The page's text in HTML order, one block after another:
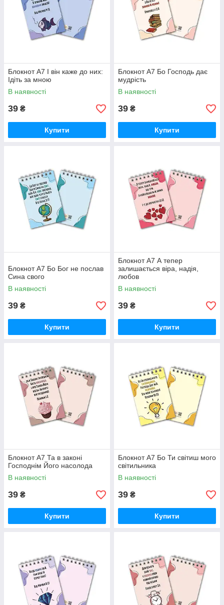
Блокнот А7 І він каже до них:
Ідіть за мною
В наявності
39 ₴
Купити
Блокнот А7 Бо Господь дає
мудрість
В наявності
39 ₴
Купити
Блокнот А7 Бо Бог не послав
Сина свого
В наявності
39 ₴
Купити
Блокнот А7 А тепер
залишається віра, надія,
любов
В наявності
39 ₴
Купити
Блокнот А7 Та в законі
Господнім Його насолода
В наявності
39 ₴
Купити
Блокнот А7 Бо Ти світиш мого
світильника
В наявності
39 ₴
Купити